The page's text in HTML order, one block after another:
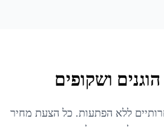
ושקופים
ללא הפתעות. כל הצעת מחיר